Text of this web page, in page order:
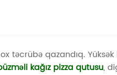
təcrübə qazandıq.
kağız pizza qutusu,